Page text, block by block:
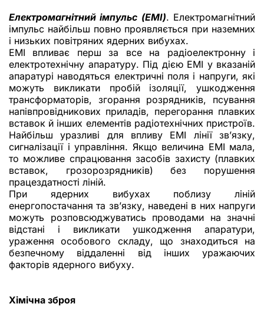
Електромагнітний імпульс (ЕМІ). Електромагнітний
імпульс найбільш повно проявляється при наземних
і низьких повітряних ядерних вибухах.
ЕМІ впливає перш за все на радіоелектронну і
електротехнічну апаратуру. Під дією ЕМІ у вказаній
апаратурі наводяться електричні поля і напруги, які
можуть викликати пробій ізоляції, ушкодження
трансформаторів, згорання розрядників, псування
напівпровідникових приладів, перегорання плавких
вставок й інших елементів радіотехнічних пристроїв.
Найбільш уразливі для впливу ЕМІ лінії зв’язку,
сигналізації і управління. Якщо величина ЕМІ мала,
то можливе спрацювання засобів захисту (плавких
вставок, грозорозрядників) без порушення
працездатності ліній.
При ядерних вибухах поблизу ліній
енергопостачання та зв’язку, наведені в них напруги
можуть розповсюджуватись проводами на значні
відстані і викликати ушкодження апаратури,
ураження особового складу, що знаходиться на
безпечному віддаленні від інших уражаючих
факторів ядерного вибуху.
Хімічна зброя